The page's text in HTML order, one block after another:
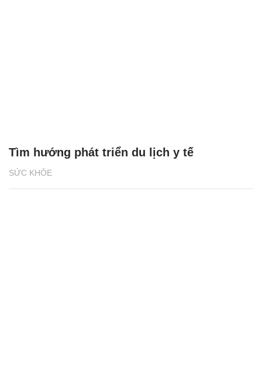
SỨC KHỎE
Tìm hướng phát triển du lịch y tế